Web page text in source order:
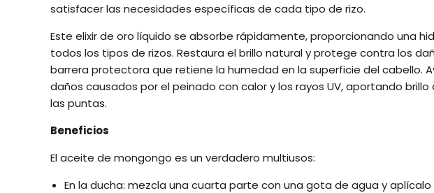
satisfacer las necesidades específicas de cada tipo de rizo.
Este elixir de oro líquido se absorbe rápidamente, proporcionando una
todos los tipos de rizos. Restaura el brillo natural y protege contra los
barrera protectora que retiene la humedad en la superficie del cabello.
daños causados por el peinado con calor y los rayos UV, aportando
las puntas.
Beneficios
El aceite de mongongo es un verdadero multiusos:
En la ducha: mezcla una cuarta parte con una gota de agua y